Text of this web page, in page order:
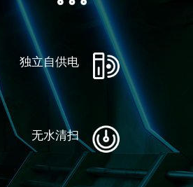
独立自供电
无水清扫